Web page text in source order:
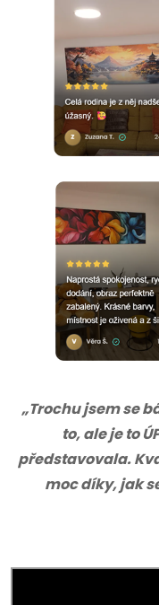
„Trochu jsem se
to, ale je to
představovala.
moc díky, jak